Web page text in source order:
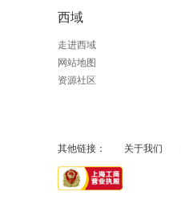
西域
走进西域
网站地图
资源社区
其他链接： 关于我们